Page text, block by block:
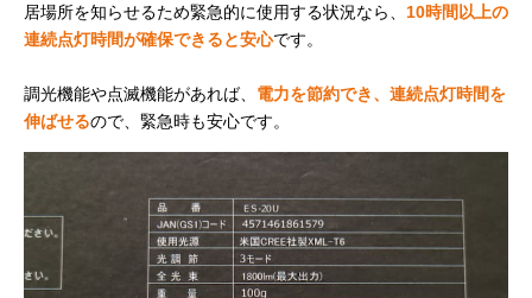
居場所を知らせるため緊急的に使用する状況なら、 10時間以上の
連続点灯時間が確保できると安心です。
調光機能や点滅機能があれば、 電力を節約でき、連続点灯時間を
伸ばせるので、緊急時も安心です。